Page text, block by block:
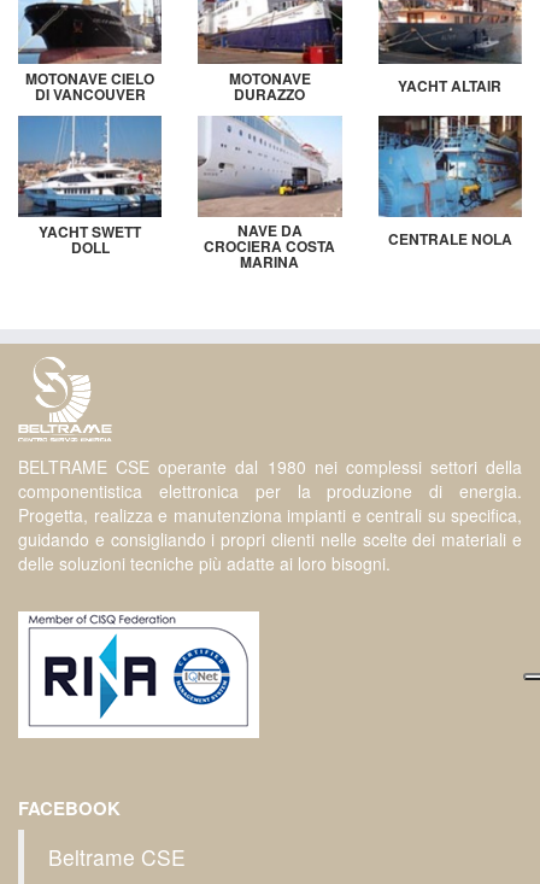
MOTONAVE CIELO
DI VANCOUVER
MOTONAVE
DURAZZO YACHT ALTAIR
YACHT SWETT
DOLL
NAVE DA
CROCIERA COSTA
MARINA
CENTRALE NOLA
BELTRAME CSE operante dal 1980 nei complessi settori della
componentistica elettronica per la produzione di energia.
Progetta, realizza e manutenziona impianti e centrali su specifica,
guidando e consigliando i propri clienti nelle scelte dei materiali e
delle soluzioni tecniche più adatte ai loro bisogni.
FACEBOOK
Beltrame CSE